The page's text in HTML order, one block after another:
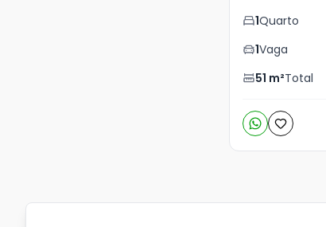
1Quarto
1Vaga
51 m²Total